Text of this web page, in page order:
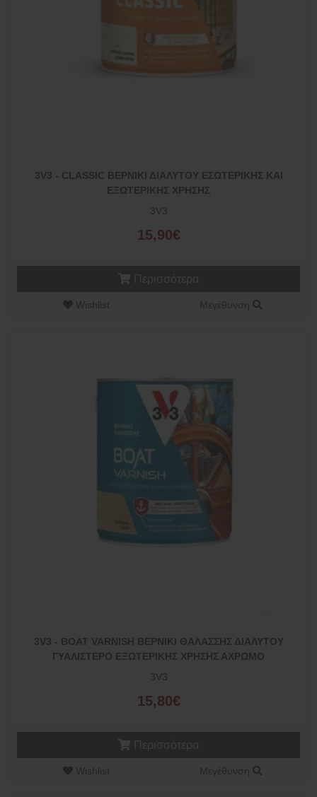
3V3 - CLASSIC ΒΕΡΝΙΚΙ ΔΙΑΛΥΤΟΥ ΕΣΩΤΕΡΙΚΗΣ ΚΑΙ
ΕΞΩΤΕΡΙΚΗΣ ΧΡΗΣΗΣ
3V3
15,90€
Wishlist Μεγέθυνση
3V3 - BOAT VARNISH ΒΕΡΝΙΚΙ ΘΑΛΑΣΣΗΣ ΔΙΑΛΥΤΟΥ
ΓΥΑΛΙΣΤΕΡΟ ΕΞΩΤΕΡΙΚΗΣ ΧΡΗΣΗΣ ΑΧΡΩΜΟ
3V3
15,80€
Wishlist Μεγέθυνση